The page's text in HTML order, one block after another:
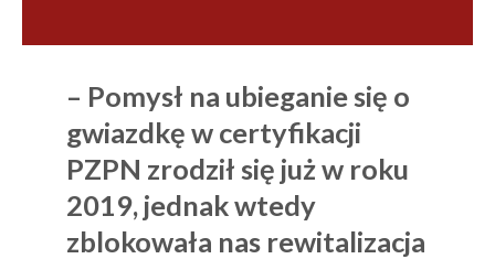
– Pomysł na ubieganie się o
gwiazdkę w certyfikacji
PZPN zrodził się już w roku
2019, jednak wtedy
zblokowała nas rewitalizacja